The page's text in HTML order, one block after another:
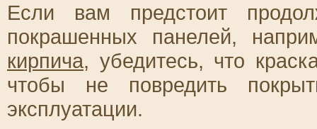
Если вам предстоит
покрашенных панелей,
кирпича, убедитесь, что
чтобы не повредить
эксплуатации.